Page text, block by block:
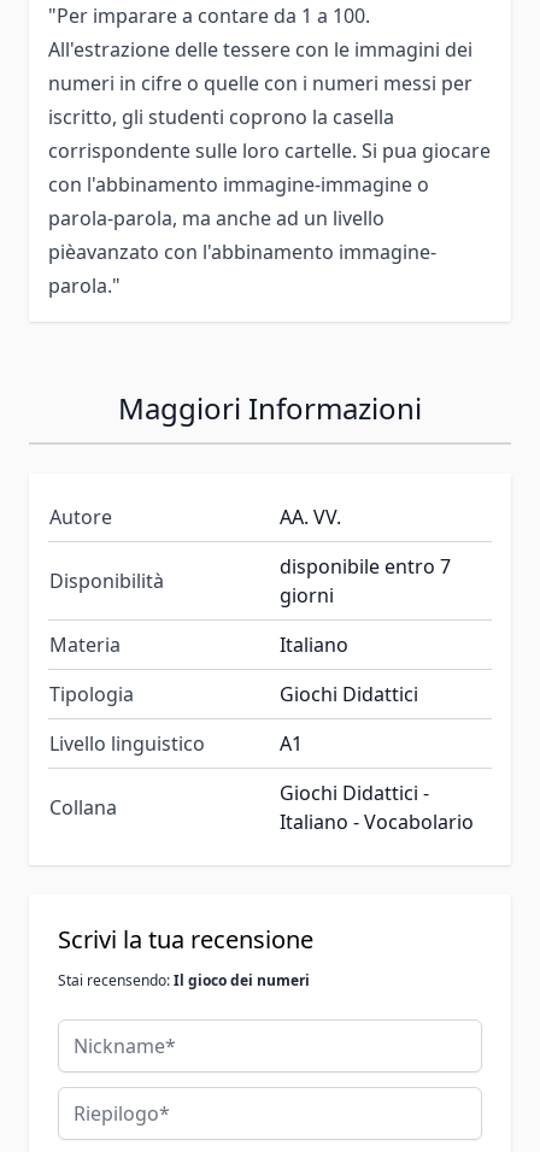
"Per imparare a contare da 1 a 100.
All'estrazione delle tessere con le immagini dei
numeri in cifre o quelle con i numeri messi per
iscritto, gli studenti coprono la casella
corrispondente sulle loro cartelle. Si pua giocare
con l'abbinamento immagine-immagine o
parola-parola, ma anche ad un livello
pièavanzato con l'abbinamento immagine-
parola."
Maggiori Informazioni
Autore AA. VV.
Disponibilità
disponibile entro 7
giorni
Materia
Italiano
Tipologia
Giochi Didattici
Livello linguistico
A1
Collana
Giochi Didattici -
Italiano - Vocabolario
Scrivi la tua recensione
Stai recensendo:Il gioco dei numeri
Nickname
Riepilogo